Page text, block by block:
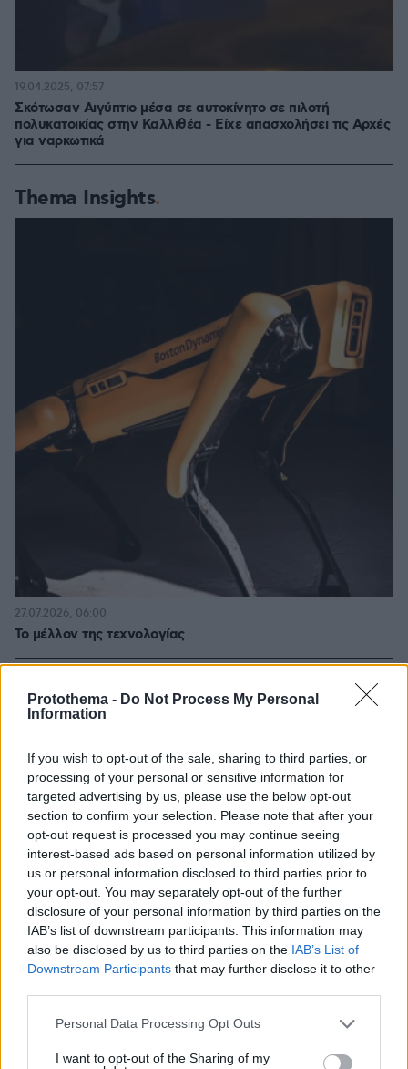
Protothema - Do Not Process My Personal
Information
If you wish to opt-out of the sale, sharing to third parties, or
processing of your personal or sensitive information for
targeted advertising by us, please use the below opt-out
section to confirm your selection. Please note that after your
opt-out request is processed you may continue seeing
interest-based ads based on personal information utilized by
us or personal information disclosed to third parties prior to
your opt-out. You may separately opt-out of the further
disclosure of your personal information by third parties on the
IAB’s list of downstream participants. This information may
also be disclosed by us to third parties on the IAB’s List of
Downstream Participants that may further disclose it to other
Please note that this website/app uses one or more Google
not limited to your visit or usage behaviour. You may click to
Personal Data Processing Opt Outs
I want to opt-out of the Sharing of my
Σκότωσαν Αιγύπτιο μέσα σε αυτοκίνητο σε πιλοτή
πολυκατοικίας στην Καλλιθέα - Είχε απασχολήσει τις Αρχές
για ναρκωτικά
19.04.2025, 07:57
Thema Insights
Το μέλλον της τεχνολογίας
27.07.2026, 06:00
Η Smart φοιτητική κατοικία στην καρδιά της Αθήνας
Επαγγελματική Εκπαίδευση & Εξειδίκευση: Το Mοντέλο που
σε Bάζει στην Aγορά Eργασίας
ΣΧΟΛΙΑ(438)
ΠΡΟΣΘΗΚΗ ΣΧΟΛΙΟΥ
😭😭
Αν πραγματικά